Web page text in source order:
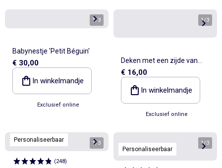
1/3
Babynestje 'Petit Béguin'
€ 30,00
In winkelmandje
Exclusief online
1/3
Deken met een zijde van
jersey en een zijde van zacht
breisel
€ 16,00
In winkelmandje
Exclusief online
Personaliseerbaar 1/3
(248)
Personaliseerbaar
1/3